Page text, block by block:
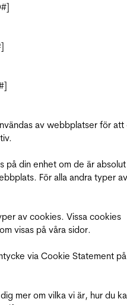
av webbplatser för att
på din enhet om de är absolut
För alla andra typer av
av cookies. Vissa cookies
visas på våra sidor.
via Cookie Statement
mer om vilka vi är, hur du